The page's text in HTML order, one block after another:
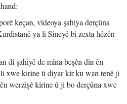
keçan, vîdeoya şahiya derçûna
ya li Sineyê bi zexta hêzên
di şahiyê de mîna beşên din ên
xwe kirine û diyar kir ku wan tenê ji
werzişê kirine û ji bo derçûna xwe